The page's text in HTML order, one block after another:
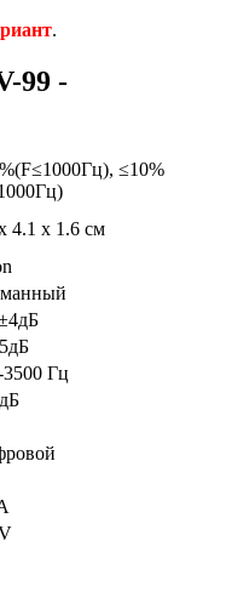
.
99 -
≤10%
4.1 x 1.6 см
3500 Гц